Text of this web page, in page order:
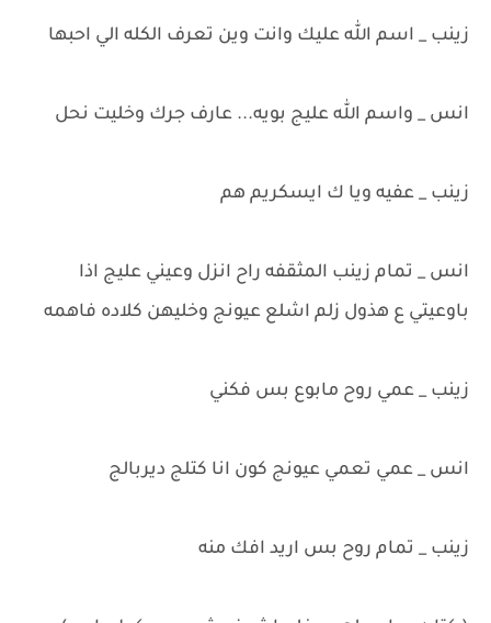
زينب _ اسم الله عليك وانت وين تعرف الكله الي احبها
انس _ واسم الله عليج بويه... عارف جرك وخليت نحل
زينب _ عفيه ويا ك ايسكريم هم
انس _ تمام زينب المثقفه راح انزل وعيني عليج اذا
باوعيتي ع هذول زلم اشلع عيونج وخليهن كلاده فاهمه
زينب _ عمي روح مابوع بس فكني
انس _ عمي تعمي عيونج كون انا كتلج ديربالج
زينب _ تمام روح بس اريد افك منه